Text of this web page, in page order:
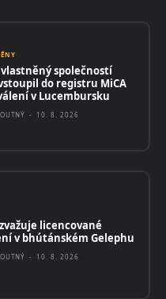
společností
do registru MiCA
v Lucembursku
- 10. 8. 2026
licencované
v bhútánském Gelephu
- 10. 8. 2026